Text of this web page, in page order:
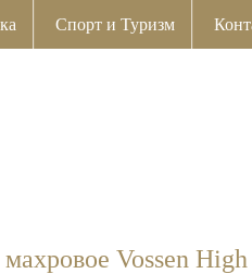
Спорт и Туризм
Vossen